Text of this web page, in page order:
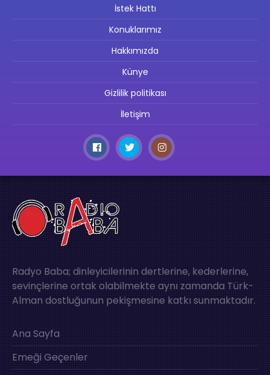
İstek Hattı
Konuklarımız
Hakkımızda
Künye
Gizlilik politikası
İletişim
Radyo Baba; dinleyicilerinin dertlerine, kederlerine,
sevinçlerine ortak olabilmekte aynı zamanda Türk-
Alman dostluğunun pekişmesine katkı sunmaktadır.
Ana Sayfa
Emeği Geçenler